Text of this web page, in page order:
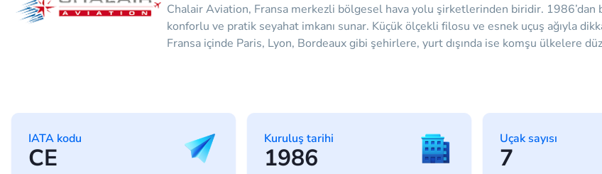
Chalair Aviation, Fransa merkezli bölgesel hava yolu şirketlerinden biridir. 1986’dan
konforlu ve pratik seyahat imkanı sunar. Küçük ölçekli filosu ve esnek uçuş ağıyla
Fransa içinde Paris, Lyon, Bordeaux gibi şehirlere, yurt dışında ise komşu ülkelere
IATA kodu
CE
Kuruluş tarihi
1986
Uçak sayısı
7